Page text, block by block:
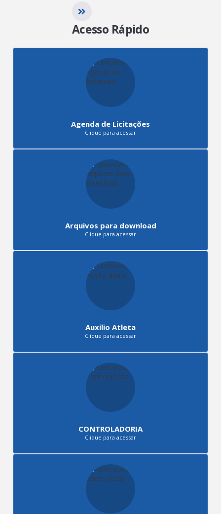
Acesso Rápido
Agenda de Licitações
Clique para acessar
Arquivos para download
Clique para acessar
Auxilio Atleta
Clique para acessar
CONTROLADORIA
Clique para acessar